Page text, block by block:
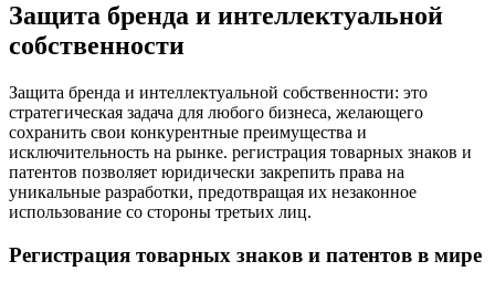
Защита бренда и интеллектуальной
собственности
Защита бренда и интеллектуальной собственности: это
стратегическая задача для любого бизнеса, желающего
сохранить свои конкурентные преимущества и
исключительность на рынке. регистрация товарных знаков и
патентов позволяет юридически закрепить права на
уникальные разработки, предотвращая их незаконное
использование со стороны третьих лиц.
Регистрация товарных знаков и патентов в мире